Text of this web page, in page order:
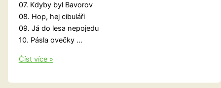
07. Kdyby byl Bavorov
08. Hop, hej cibuláři
09. Já do lesa nepojedu
10. Pásla ovečky …
Pec
spadla
Číst více »